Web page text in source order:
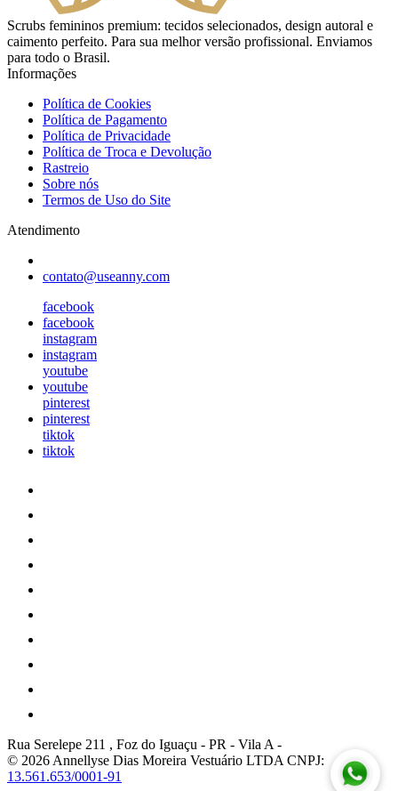
Scrubs femininos premium: tecidos selecionados, design autoral e
caimento perfeito. Para sua melhor versão profissional. Enviamos
para todo o Brasil.
Informações
Política de Cookies
Política de Pagamento
Política de Privacidade
Política de Troca e Devolução
Rastreio
Sobre nós
Termos de Uso do Site
Atendimento
contato@useanny.com
facebook
facebook
instagram
instagram
youtube
youtube
pinterest
pinterest
tiktok
tiktok
Rua Serelepe 211 , Foz do Iguaçu - PR - Vila A -
© 2026 Annellyse Dias Moreira Vestuário LTDA CNPJ:
13.561.653/0001-91